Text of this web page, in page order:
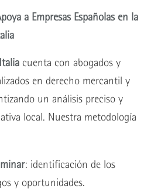
a Empresas Españolas en la
cuenta con abogados y
en derecho mercantil y
un análisis preciso y
local. Nuestra metodología
: identificación de los
y oportunidades.